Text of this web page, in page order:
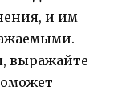
и им
выражайте